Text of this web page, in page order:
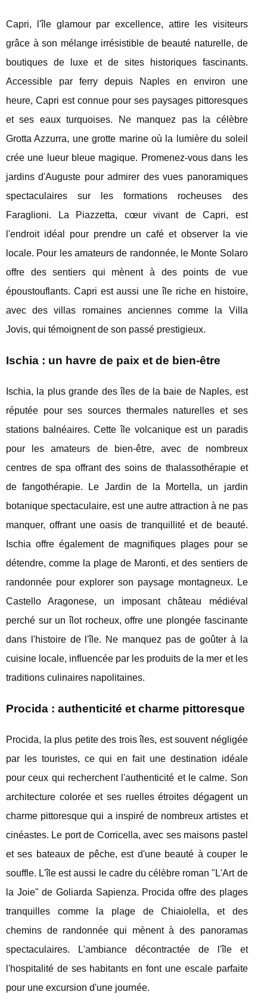
Capri, l'île glamour par excellence, attire les visiteurs
grâce à son mélange irrésistible de beauté naturelle, de
boutiques de luxe et de sites historiques fascinants.
Accessible par ferry depuis Naples en environ une
heure, Capri est connue pour ses paysages pittoresques
et ses eaux turquoises. Ne manquez pas la célèbre
Grotta Azzurra, une grotte marine où la lumière du soleil
crée une lueur bleue magique. Promenez-vous dans les
jardins d'Auguste pour admirer des vues panoramiques
spectaculaires sur les formations rocheuses des
Faraglioni. La Piazzetta, cœur vivant de Capri, est
l'endroit idéal pour prendre un café et observer la vie
locale. Pour les amateurs de randonnée, le Monte Solaro
offre des sentiers qui mènent à des points de vue
époustouflants. Capri est aussi une île riche en histoire,
avec des villas romaines anciennes comme la Villa
Jovis, qui témoignent de son passé prestigieux.
Ischia : un havre de paix et de bien-être
Ischia, la plus grande des îles de la baie de Naples, est
réputée pour ses sources thermales naturelles et ses
stations balnéaires. Cette île volcanique est un paradis
pour les amateurs de bien-être, avec de nombreux
centres de spa offrant des soins de thalassothérapie et
de fangothérapie. Le Jardin de la Mortella, un jardin
botanique spectaculaire, est une autre attraction à ne pas
manquer, offrant une oasis de tranquillité et de beauté.
Ischia offre également de magnifiques plages pour se
détendre, comme la plage de Maronti, et des sentiers de
randonnée pour explorer son paysage montagneux. Le
Castello Aragonese, un imposant château médiéval
perché sur un îlot rocheux, offre une plongée fascinante
dans l'histoire de l'île. Ne manquez pas de goûter à la
cuisine locale, influencée par les produits de la mer et les
traditions culinaires napolitaines.
Procida : authenticité et charme pittoresque
Procida, la plus petite des trois îles, est souvent négligée
par les touristes, ce qui en fait une destination idéale
pour ceux qui recherchent l'authenticité et le calme. Son
architecture colorée et ses ruelles étroites dégagent un
charme pittoresque qui a inspiré de nombreux artistes et
cinéastes. Le port de Corricella, avec ses maisons pastel
et ses bateaux de pêche, est d'une beauté à couper le
souffle. L'île est aussi le cadre du célèbre roman "L'Art de
la Joie" de Goliarda Sapienza. Procida offre des plages
tranquilles comme la plage de Chiaiolella, et des
chemins de randonnée qui mènent à des panoramas
spectaculaires. L'ambiance décontractée de l'île et
l'hospitalité de ses habitants en font une escale parfaite
pour une excursion d'une journée.